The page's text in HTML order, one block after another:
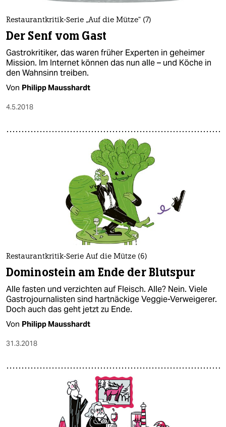
Restaurantkritik-Serie „Auf die Mütze“ (7)
Der Senf vom Gast
Gastrokritiker, das waren früher Experten in geheimer
Mission. Im Internet können das nun alle – und Köche in
den Wahnsinn treiben.
Von Philipp Mausshardt
4.5.2018
Restaurantkritik-Serie Auf die Mütze (6)
Dominostein am Ende der Blutspur
Alle fasten und verzichten auf Fleisch. Alle? Nein. Viele
Gastrojournalisten sind hartnäckige Veggie-Verweigerer.
Doch auch das geht jetzt zu Ende.
Von Philipp Mausshardt
31.3.2018